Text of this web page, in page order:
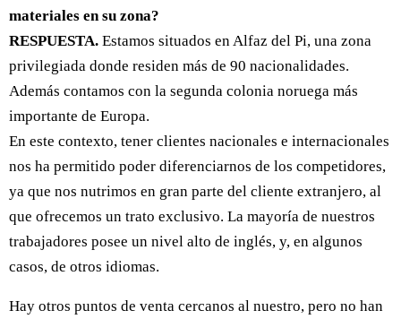
materiales en su zona?
RESPUESTA. Estamos situados en Alfaz del Pi, una zona
privilegiada donde residen más de 90 nacionalidades.
Además contamos con la segunda colonia noruega más
importante de Europa.
En este contexto, tener clientes nacionales e internacionales
nos ha permitido poder diferenciarnos de los competidores,
ya que nos nutrimos en gran parte del cliente extranjero, al
que ofrecemos un trato exclusivo. La mayoría de nuestros
trabajadores posee un nivel alto de inglés, y, en algunos
casos, de otros idiomas.
Hay otros puntos de venta cercanos al nuestro, pero no han